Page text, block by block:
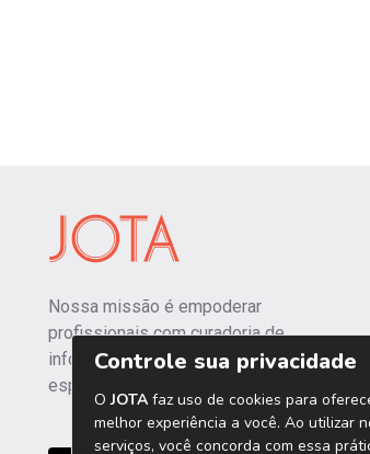
Nossa missão é empoderar
profissionais com curadoria de
informações independentes e
especializadas.